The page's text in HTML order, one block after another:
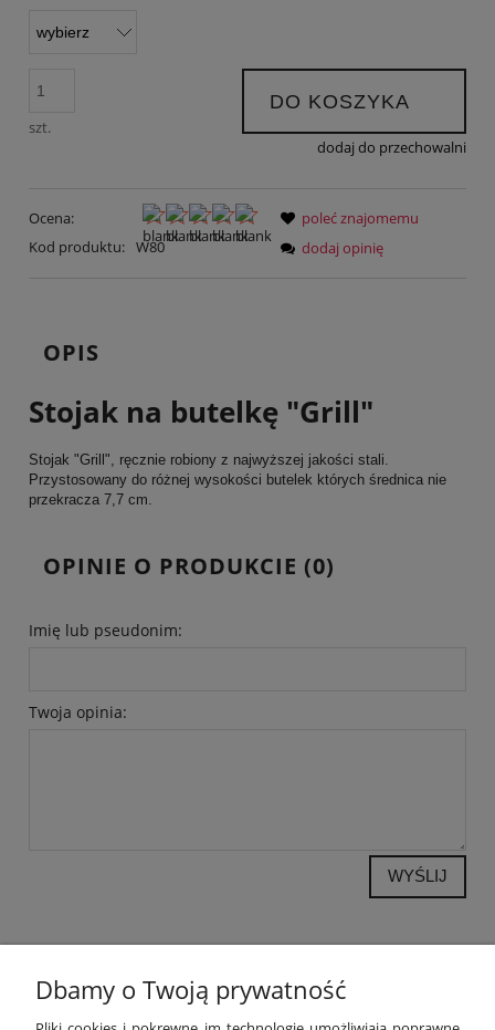
szt.
DO KOSZYKA
dodaj do przechowalni
Ocena:
Kod produktu: W80
poleć znajomemu
dodaj opinię
OPIS
Stojak na butelkę "Grill"
Stojak "Grill", ręcznie robiony z najwyższej jakości stali.
Przystosowany do różnej wysokości butelek których średnica nie
przekracza 7,7 cm.
OPINIE O PRODUKCIE (0)
Imię lub pseudonim:
Twoja opinia:
WYŚLIJ
POMOC
Dbamy o Twoją prywatność